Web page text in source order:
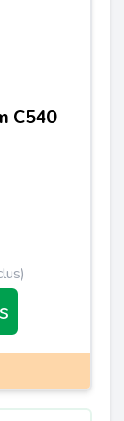
C540